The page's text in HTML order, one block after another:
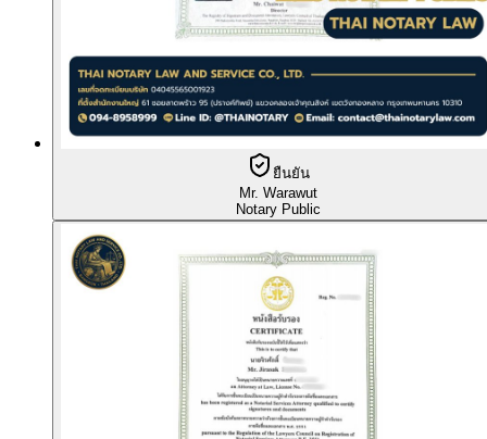
ยืนยัน
Mr. Warawut
Notary Public